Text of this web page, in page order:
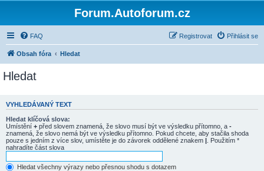
Forum.Autoforum.cz
FAQ Přihlásit se
Registrovat
Obsah fóra Hledat
Hledat
VYHLEDÁVANÝ TEXT
Hledat klíčová slova:
Umístění + před slovem znamená, že slovo musí být ve výsledku přítomno, a -
znamená, že slovo nemá být ve výsledku přítomno. Pokud chcete, aby stačila shoda
pouze s jedním z více slov, umístěte je do závorek oddělené znakem | . Použitím *
nahradíte část slova
Hledat všechny výrazy nebo přesnou shodu s dotazem